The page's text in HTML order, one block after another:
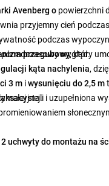
Avenberg o powierzchni
przyjemny cień
podczas
wygląd.
przegubowy, który
kąta nachylenia,
3 m iwysunięciu do 2,5 m
stali i uzupełniona
2 uchwyty do montażu na